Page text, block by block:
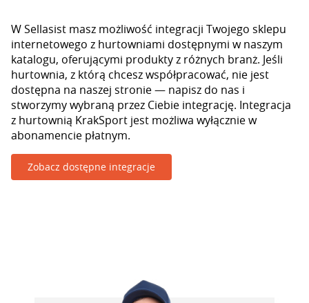
W Sellasist masz możliwość integracji Twojego sklepu
internetowego z hurtowniami dostępnymi w naszym
katalogu, oferującymi produkty z różnych branż. Jeśli
hurtownia, z którą chcesz współpracować, nie jest
dostępna na naszej stronie — napisz do nas i
stworzymy wybraną przez Ciebie integrację. Integracja
z hurtownią KrakSport jest możliwa wyłącznie w
abonamencie płatnym.
Zobacz dostępne integracje